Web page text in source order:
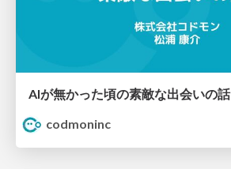
AIが無かった頃の素敵な出会いの話
codmoninc